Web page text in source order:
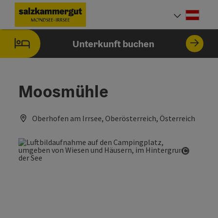
Zum InhaltAccesskey
[0]
Zur NavigationAccesskey
[1]
Zum Seitenanfang
Unterkunft buchen
Moosmühle
Oberhofen am Irrsee, Oberösterreich, Österreich